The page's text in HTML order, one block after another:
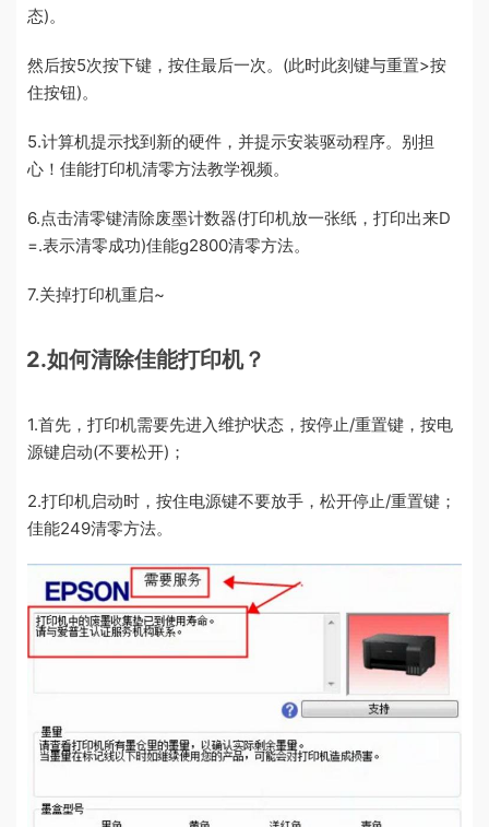
态)。
然后按5次按下键，按住最后一次。(此时此刻键与重置>按
住按钮)。
5.计算机提示找到新的硬件，并提示安装驱动程序。别担
心！佳能打印机清零方法教学视频。
6.点击清零键清除废墨计数器(打印机放一张纸，打印出来D
=.表示清零成功)佳能g2800清零方法。
7.关掉打印机重启~
2.如何清除佳能打印机？
1.首先，打印机需要先进入维护状态，按停止/重置键，按电
源键启动(不要松开)；
2.打印机启动时，按住电源键不要放手，松开停止/重置键；
佳能249清零方法。